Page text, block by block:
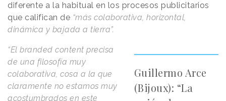
diferente a la habitual en los procesos publicitarios
que califican de “más colaborativa, horizontal,
dinámica y bajada a tierra”.
Guillermo Arce
(Bijoux): “La
“El branded content precisa
de una filosofía muy
colaborativa, cosa a la que
claramente no estamos muy
acostumbrados en este